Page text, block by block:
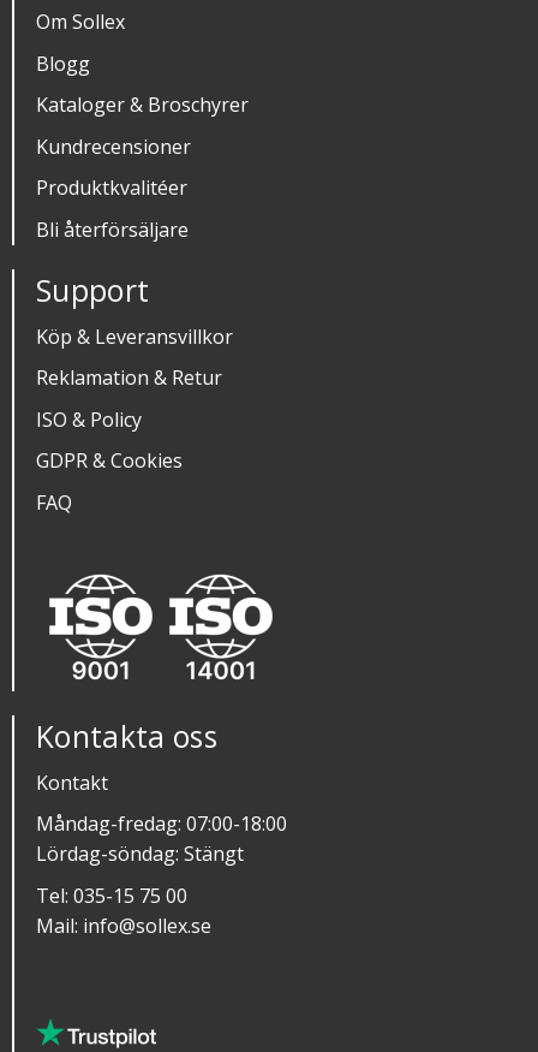
Om Sollex
Blogg
Kataloger & Broschyrer
Kundrecensioner
Produktkvalitéer
Bli återförsäljare
Support
Köp & Leveransvillkor
Reklamation & Retur
ISO & Policy
GDPR & Cookies
FAQ
Kontakta oss
Kontakt
Måndag-fredag: 07:00-18:00
Lördag-söndag: Stängt
Tel: 035-15 75 00
Mail: info@sollex.se